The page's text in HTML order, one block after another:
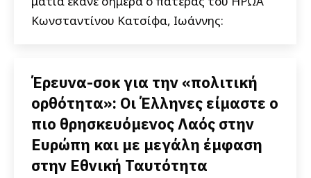
Κωνσταντίνου Κατσίφα, Ιωάννης:
Έρευνα-σοκ για την «πολιτική
ορθότητα»: Οι Έλληνες είμαστε ο
πιο θρησκευόμενος Λαός στην
Ευρώπη και με μεγάλη έμφαση
στην Εθνική Ταυτότητα